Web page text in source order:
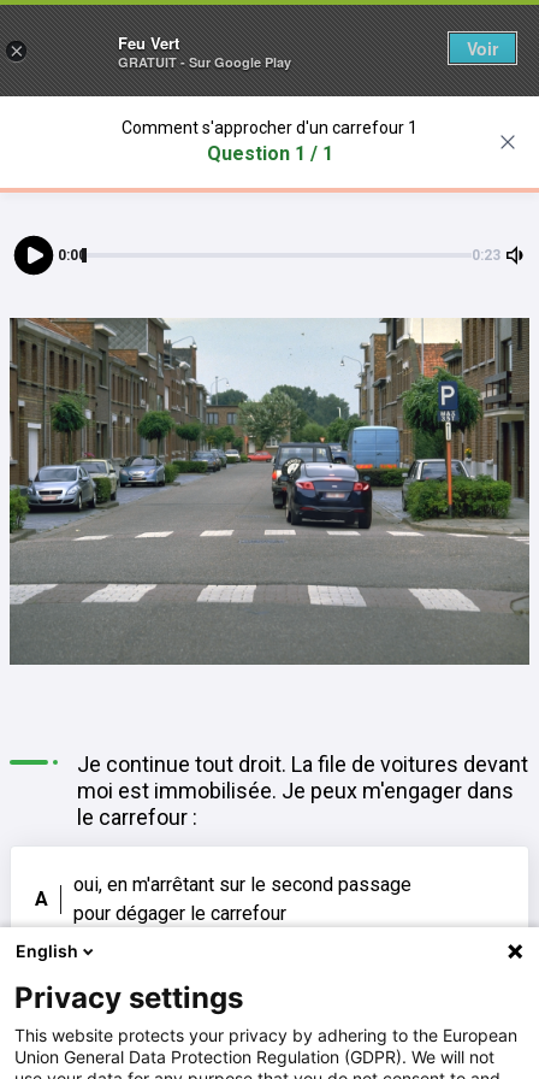
Comment s'approcher d'un carrefour 1
Question 1 / 1
0:00 0:23
Je continue tout droit. La file de voitures devant
moi est immobilisée. Je peux m'engager dans
le carrefour :
A
oui, en m'arrêtant sur le second passage
pour dégager le carrefour
oui, en m'arrêtant en deçà du second
passage pour piétons
× Feu Vert
GRATUIT - Sur Google Play
Voir
English
Privacy settings
This website protects your privacy by adhering to the European
Union General Data Protection Regulation (GDPR). We will not